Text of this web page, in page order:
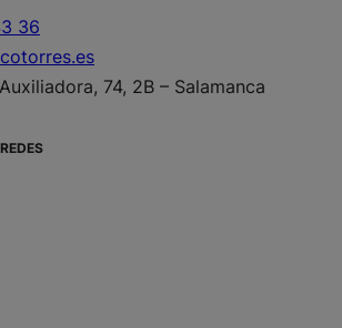
36
74, 2B – Salamanca